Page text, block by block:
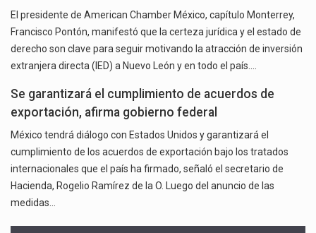
El presidente de American Chamber México, capítulo Monterrey,
Francisco Pontón, manifestó que la certeza jurídica y el estado de
derecho son clave para seguir motivando la atracción de inversión
extranjera directa (IED) a Nuevo León y en todo el país.…
Se garantizará el cumplimiento de acuerdos de
exportación, afirma gobierno federal
México tendrá diálogo con Estados Unidos y garantizará el
cumplimiento de los acuerdos de exportación bajo los tratados
internacionales que el país ha firmado, señaló el secretario de
Hacienda, Rogelio Ramírez de la O. Luego del anuncio de las
medidas…